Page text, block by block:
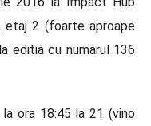
etaj 2 (foarte aproape
editia cu numarul 136
ora 18:45 la 21 (vino